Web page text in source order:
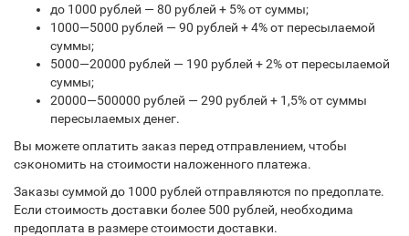
до 1000 рублей — 80 рублей + 5% от суммы;
1000—5000 рублей — 90 рублей + 4% от пересылаемой
суммы;
5000—20000 рублей — 190 рублей + 2% от пересылаемой
суммы;
20000—500000 рублей — 290 рублей + 1,5% от суммы
пересылаемых денег.
Вы можете оплатить заказ перед отправлением, чтобы
сэкономить на стоимости наложенного платежа.
Заказы суммой до 1000 рублей отправляются по предоплате.
Если стоимость доставки более 500 рублей, необходима
предоплата в размере стоимости доставки.